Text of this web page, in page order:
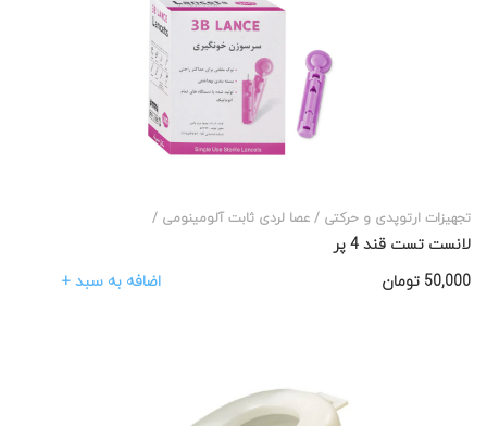
تجهیزات ارتوپدی و حرکتی / عصا لردی ثابت آلومینومی /
لانست تست قند 4 پر
50,000 تومان اضافه به سبد +